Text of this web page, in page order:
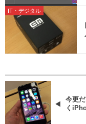
IT・デジタル
今更
く